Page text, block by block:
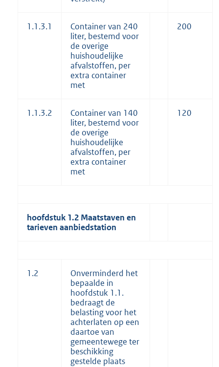
1.1.3.1
Container van 240
liter, bestemd voor
de overige
huishoudelijke
afvalstoffen, per
extra container
met
200
1.1.3.2
Container van 140
liter, bestemd voor
de overige
huishoudelijke
afvalstoffen, per
extra container
met
120
hoofdstuk 1.2 Maatstaven en
tarieven aanbiedstation
1.2
Onverminderd het
bepaalde in
hoofdstuk 1.1.
bedraagt de
belasting voor het
achterlaten op een
daartoe van
gemeentewege ter
beschikking
gestelde plaats